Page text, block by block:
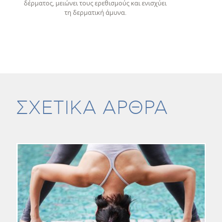
δέρματος, μειώνει τους ερεθισμούς και ενισχύει
τη δερματική άμυνα.
ΣΧΕΤΙΚΑ ΑΡΘΡΑ